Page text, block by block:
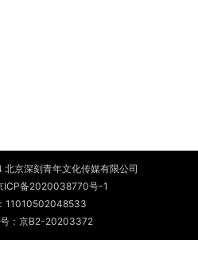
京深刻青年文化传媒有限公司
ICP备2020038770号-1
11010502048533
：京B2-20203372